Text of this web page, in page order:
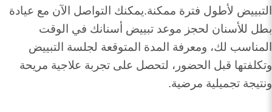
التبييض لأطول فترة ممكنة.يمكنك التواصل الآن مع عيادة
بطل للأسنان لحجز موعد تبييض أسنانك في الوقت
المناسب لك، ومعرفة المدة المتوقعة لجلسة التبييض
وتكلفتها قبل الحضور، لتحصل على تجربة علاجية مريحة
ونتيجة تجميلية مرضية.